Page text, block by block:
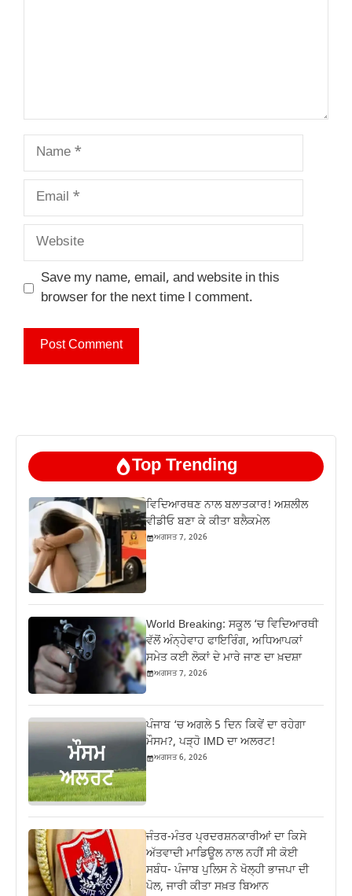
Name
Email
Website
Save my name, email, and website in this
browser for the next time I comment.
Top Trending
ਵਿਦਿਆਰਥਣ ਨਾਲ ਬਲਾਤਕਾਰ! ਅਸ਼ਲੀਲ
ਵੀਡੀਓ ਬਣਾ ਕੇ ਕੀਤਾ ਬਲੈਕਮੇਲ
ਅਗਸਤ 7, 2026
World Breaking: ਸਕੂਲ ‘ਚ ਵਿਦਿਆਰਥੀ
ਵੱਲੋਂ ਅੰਨ੍ਹੇਵਾਹ ਫਾਇਰਿੰਗ, ਅਧਿਆਪਕਾਂ
ਸਮੇਤ ਕਈ ਲੋਕਾਂ ਦੇ ਮਾਰੇ ਜਾਣ ਦਾ ਖ਼ਦਸ਼ਾ
ਅਗਸਤ 7, 2026
ਪੰਜਾਬ ‘ਚ ਅਗਲੇ 5 ਦਿਨ ਕਿਵੇਂ ਦਾ ਰਹੇਗਾ
ਮੌਸਮ?, ਪੜ੍ਹੋ IMD ਦਾ ਅਲਰਟ!
ਅਗਸਤ 6, 2026
ਜੰਤਰ-ਮੰਤਰ ਪ੍ਰਦਰਸ਼ਨਕਾਰੀਆਂ ਦਾ ਕਿਸੇ
ਅੱਤਵਾਦੀ ਮਾਡਿਊਲ ਨਾਲ ਨਹੀਂ ਸੀ ਕੋਈ
ਸਬੰਧ- ਪੰਜਾਬ ਪੁਲਿਸ ਨੇ ਖੋਲ੍ਹੀ ਭਾਜਪਾ ਦੀ
ਪੋਲ, ਜਾਰੀ ਕੀਤਾ ਸਖ਼ਤ ਬਿਆਨ